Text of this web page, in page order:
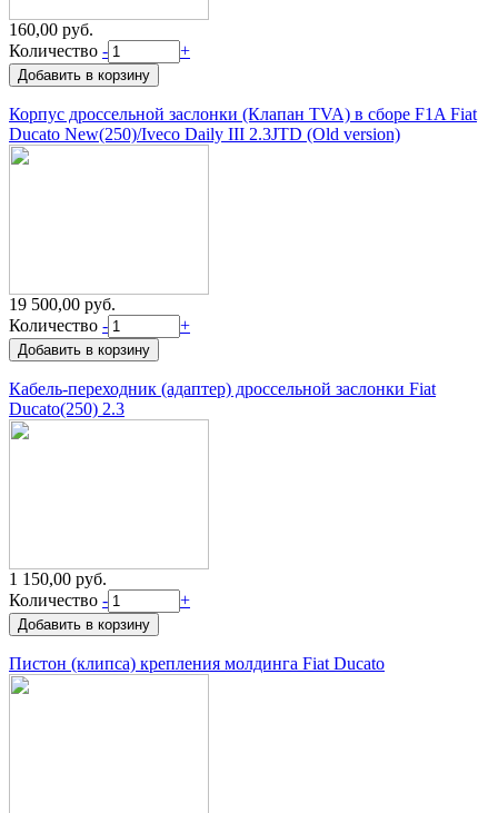
160,00 руб.
Количество - +
Корпус дроссельной заслонки (Клапан TVA) в сборе F1A Fiat
Ducato New(250)/Iveco Daily III 2.3JTD (Old version)
19 500,00 руб.
Количество - +
Кабель-переходник (адаптер) дроссельной заслонки Fiat
Ducato(250) 2.3
1 150,00 руб.
Количество - +
Пистон (клипса) крепления молдинга Fiat Ducato